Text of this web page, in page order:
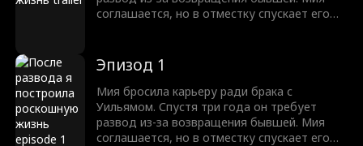
соглашается, но в отместку спускает его
Когда Уильям требует от нее уволиться,
она пускает слух о его домогательствах. В
ходе этих баталий он осознает свои
истинные чувства и решает во что бы то ни
стало вернуть жену!
Эпизод 1
Мия бросила карьеру ради брака с
Уильямом. Спустя три года он требует
развод из-за возвращения бывшей. Мия
соглашается, но в отместку спускает его